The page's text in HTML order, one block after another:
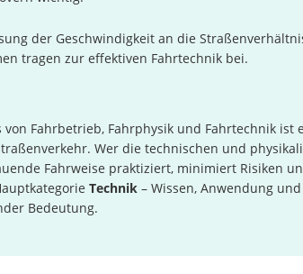
der Geschwindigkeit an die
tragen zur effektiven Fahrtechnik bei.
von Fahrbetrieb, Fahrphysik und Fahrtechnik ist
Wer die technischen und
Fahrweise praktiziert, minimiert Risiken
Technik – Wissen, Anwendung
Bedeutung.